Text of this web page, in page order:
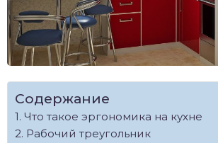
Содержание
Что такое эргономика на кухне
Рабочий треугольник